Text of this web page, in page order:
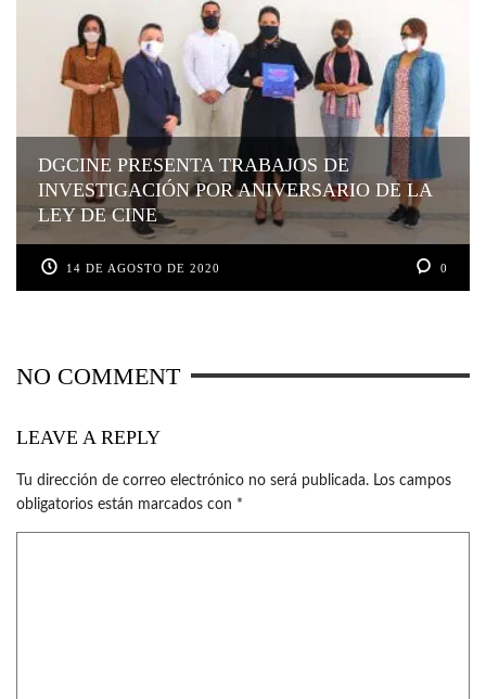
DGCINE PRESENTA TRABAJOS DE
INVESTIGACIÓN POR ANIVERSARIO DE LA
LEY DE CINE
14 DE AGOSTO DE 2020 0
NO COMMENT
LEAVE A REPLY
Tu dirección de correo electrónico no será publicada. Los campos
obligatorios están marcados con *